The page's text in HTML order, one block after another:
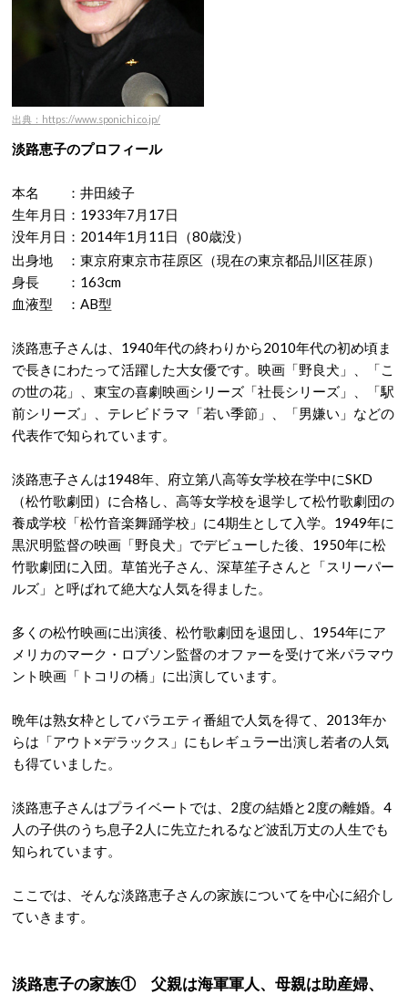
出典：https://www.sponichi.co.jp/
淡路恵子のプロフィール
本名 ：井田綾子
生年月日：1933年7月17日
没年月日：2014年1月11日（80歳没）
出身地 ：東京府東京市荏原区 （現在の東京都品川区荏原）
身長 ：163cm
血液型 ：AB型
淡路恵子さんは、1940年代の終わりから2010年代の初め頃ま
で長きにわたって活躍した大女優です。映画「野良犬」、「こ
の世の花」、東宝の喜劇映画シリーズ「社長シリーズ」、「駅
前シリーズ」、テレビドラマ「若い季節」、「男嫌い」などの
代表作で知られています。
淡路恵子さんは1948年、府立第八高等女学校在学中にSKD
（松竹歌劇団）に合格し、高等女学校を退学して松竹歌劇団の
養成学校「松竹音楽舞踊学校」に4期生として入学。1949年に
黒沢明監督の映画「野良犬」でデビューした後、1950年に松
竹歌劇団に入団。草笛光子さん、深草笙子さんと「スリーパー
ルズ」と呼ばれて絶大な人気を得ました。
多くの松竹映画に出演後、松竹歌劇団を退団し、1954年にア
メリカのマーク・ロブソン監督のオファーを受けて米パラマウ
ント映画「トコリの橋」に出演しています。
晩年は熟女枠としてバラエティ番組で人気を得て、2013年か
らは「アウト×デラックス」にもレギュラー出演し若者の人気
も得ていました。
淡路恵子さんはプライベートでは、2度の結婚と2度の離婚。4
人の子供のうち息子2人に先立たれるなど波乱万丈の人生でも
知られています。
ここでは、そんな淡路恵子さんの家族についてを中心に紹介し
ていきます。
淡路恵子の家族① 父親は海軍軍人、母親は助産婦、